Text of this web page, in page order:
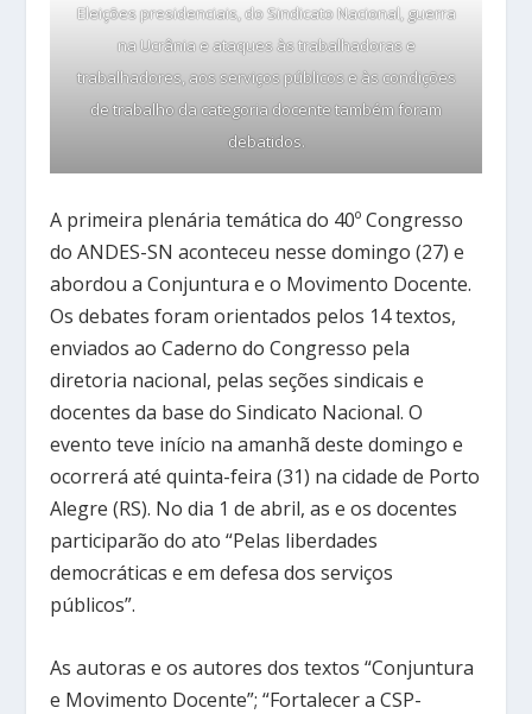
Eleições presidenciais, do Sindicato Nacional, guerra
na Ucrânia e ataques às trabalhadoras e
trabalhadores, aos serviços públicos e às condições
de trabalho da categoria docente também foram
debatidos​​​​​​.
A primeira plenária temática do 40º Congresso
do ANDES-SN aconteceu nesse domingo (27) e
abordou a Conjuntura e o Movimento Docente.
Os debates foram orientados pelos 14 textos,
enviados ao Caderno do Congresso pela
diretoria nacional, pelas seções sindicais e
docentes da base do Sindicato Nacional. O
evento teve início na amanhã deste domingo e
ocorrerá até quinta-feira (31) na cidade de Porto
Alegre (RS). No dia 1 de abril, as e os docentes
participarão do ato “Pelas liberdades
democráticas e em defesa dos serviços
públicos”.
As autoras e os autores dos textos “Conjuntura
e Movimento Docente”; “Fortalecer a CSP-